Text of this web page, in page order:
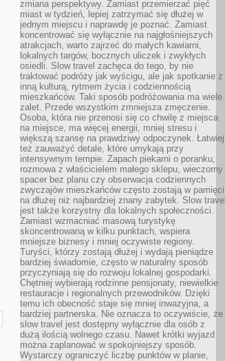
zmiana perspektywy. Zamiast przemierzać pięć
miast w tydzień, lepiej zatrzymać się dłużej w
jednym miejscu i naprawdę je poznać. Zamiast
koncentrować się wyłącznie na najgłośniejszych
atrakcjach, warto zajrzeć do małych kawiarni,
lokalnych targów, bocznych uliczek i zwykłych
osiedli. Slow travel zachęca do tego, by nie
traktować podróży jak wyścigu, ale jak spotkanie z
inną kulturą, rytmem życia i codziennością
mieszkańców. Taki sposób podróżowania ma wiele
zalet. Przede wszystkim zmniejsza zmęczenie.
Osoba, która nie przenosi się co chwilę z miejsca
na miejsce, ma więcej energii, mniej stresu i
większą szansę na prawdziwy odpoczynek. Łatwiej
też zauważyć detale, które umykają przy
intensywnym tempie. Zapach piekarni o poranku,
rozmowa z właścicielem małego sklepu, wieczorny
spacer bez planu czy obserwacja codziennych
zwyczajów mieszkańców często zostają w pamięci
na dłużej niż najbardziej znany zabytek. Slow travel
jest także korzystny dla lokalnych społeczności.
Zamiast wzmacniać masową turystykę
skoncentrowaną w kilku punktach, wspiera
mniejsze biznesy i mniej oczywiste regiony.
Turyści, którzy zostają dłużej i wydają pieniądze
bardziej świadomie, często w naturalny sposób
przyczyniają się do rozwoju lokalnej gospodarki.
Chętniej wybierają rodzinne pensjonaty, niewielkie
restauracje i regionalnych przewodników. Dzięki
temu ich obecność staje się mniej inwazyjna, a
bardziej partnerska. Nie oznacza to oczywiście, że
slow travel jest dostępny wyłącznie dla osób z
dużą ilością wolnego czasu. Nawet krótki wyjazd
można zaplanować w spokojniejszy sposób.
Wystarczy ograniczyć liczbę punktów w planie,